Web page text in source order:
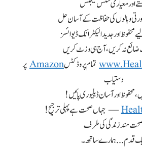
اور معیاری فٹنس گیجٹس
و بالوں کی حفاظت کے آسان حل
اور جدید الیکٹرانک ڈیوائسز
ضائع نہ کریں، آج ہی وزٹ کریں
تمام پروڈکٹسAmazonپر
دستیاب
محفوظ اور آسان ڈیلیوری پائیں!
— جہاں صحت ہے پہلی ترجیح!
مند زندگی کی طرف
قدم... ہمارے ساتھ۔